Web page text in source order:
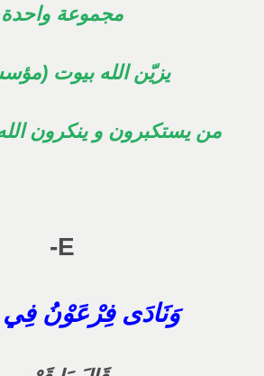
مجموعة واحدة
يزيّن الله بيوت
من يستكبرون و ينكرون الله
E-
وَنَادَى فِرْعَوْنُ فِي